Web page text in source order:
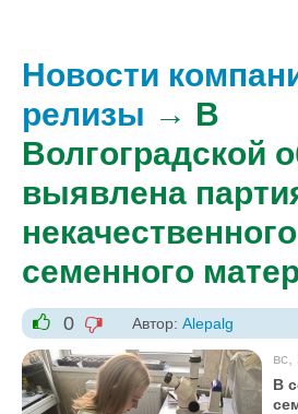
Новости
релизы → В
Волгоградской
выявлена
некачественного
семенного
+1
0
-1
Автор: Alepalg
В